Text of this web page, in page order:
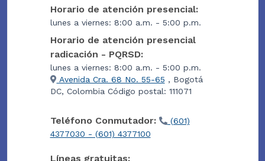
Horario de atención presencial:
lunes a viernes: 8:00 a.m. - 5:00 p.m.
Horario de atención presencial
radicación - PQRSD:
lunes a viernes: 8:00 a.m. - 5:00 p.m.
Avenida Cra. 68 No. 55-65 , Bogotá
DC, Colombia Código postal: 111071
Teléfono Conmutador:
(601)
4377030 - (601) 4377100
Líneas gratuitas: